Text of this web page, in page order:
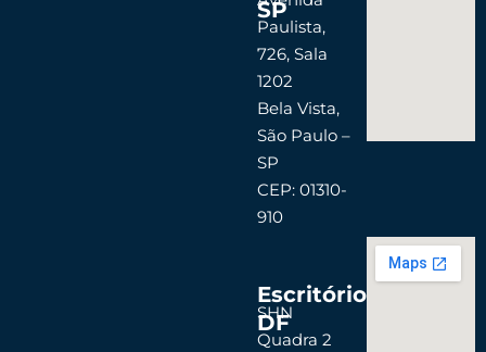
SP
Paulista,
726, Sala
1202
Bela Vista,
São Paulo –
SP
CEP: 01310-
910
Escritório
DF
SHN
Quadra 2